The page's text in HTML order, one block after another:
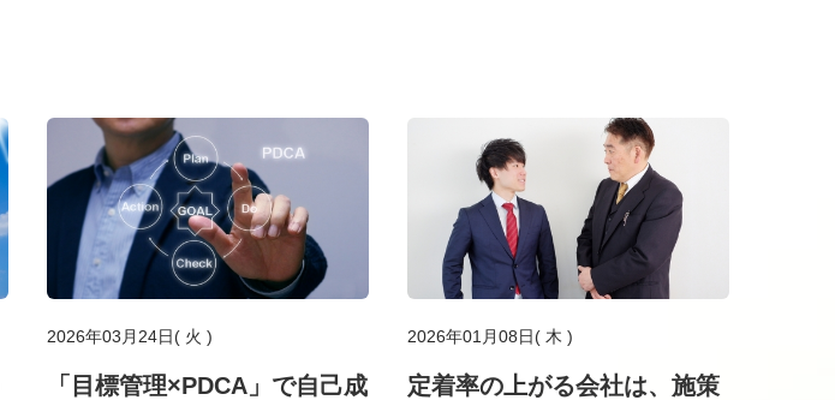
2026年03月24日( 火 )
「目標管理×PDCA」で自己成
2026年01月08日( 木 )
定着率の上がる会社は、施策